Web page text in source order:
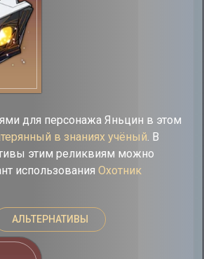
для персонажа Яньцин в этом
в знаниях учёный. В
этим реликвиям можно
использования Охотник
АЛЬТЕРНАТИВЫ